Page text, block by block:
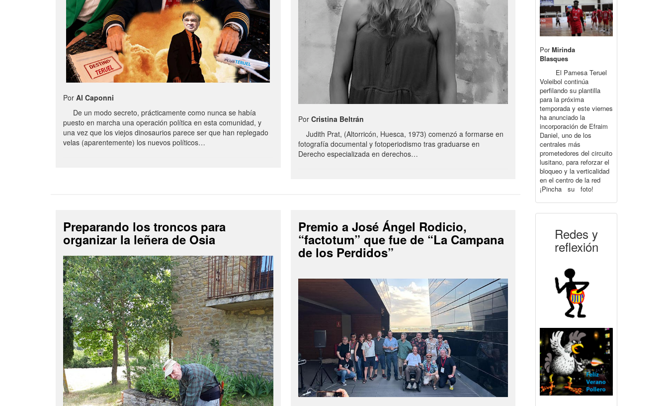
Por Al Caponni
De un modo secreto, prácticamente como nunca se había
puesto en marcha una operación política en esta comunidad, y
una vez que los viejos dinosaurios parece ser que han replegado
velas (aparentemente) los nuevos políticos…
PorCristina Beltrán
Judith Prat, (Altorricón, Huesca, 1973) comenzó a formarse en
fotografía documental y fotoperiodismo tras graduarse en
Derecho especializada en derechos…
Preparando los troncos para
organizar la leñera de Osia
Premio a José Ángel Rodicio,
“factotum” que fue de “La Campana
de los Perdidos”
PorMirinda
Blasques
El Pamesa Teruel
Voleibol continúa
perfilando su plantilla
para la próxima
temporada y este viernes
ha anunciado la
incorporación de Efraim
Daniel, uno de los
centrales más
prometedores del circuito
lusitano, para reforzar el
bloqueo y la verticalidad
en el centro de la red
¡Pincha su foto!
Redes y
reflexión